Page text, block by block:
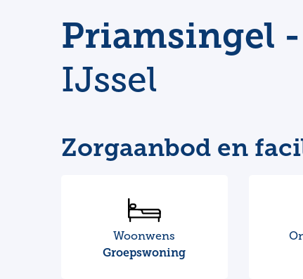
Priamsingel -
IJssel
Zorgaanbod en
Woonwens
Groepswoning